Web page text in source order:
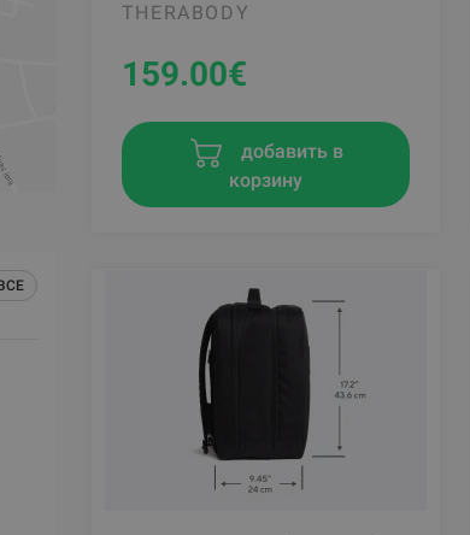
THERABODY
159.00€
добавить в
корзину